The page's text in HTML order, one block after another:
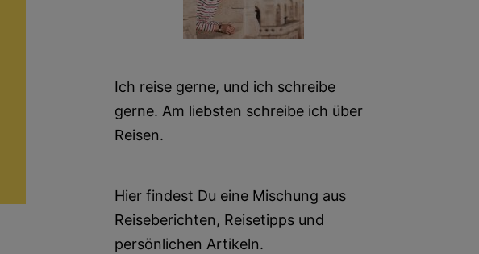
Ich reise gerne, und ich schreibe
gerne. Am liebsten schreibe ich über
Reisen.
Hier findest Du eine Mischung aus
Reiseberichten, Reisetipps und
persönlichen Artikeln.